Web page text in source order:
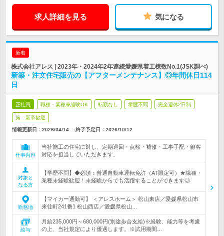
求人詳細を見る 気になる
新着
株式会社アレス | 2023年・2024年2年連続愛媛県着工棟数No.1(JSK調べ)
新築・注文住宅販売の【アフターメンテナンス】◎年間休日114
日
正社員 職種・業種未経験OK 転勤なし 学歴不問 完全週休2日制
第二新卒歓迎
情報更新日：2026/04/14 終了予定日： 2026/10/12
仕事内容
当社施工の住宅に対し、定期巡回・点検・補修・工事手配・顧客
対応を担当していただきます。
対象と
なる方
【学歴不問】◆必須：普通自動車運転免許（AT限定可）★職種・
業種未経験歓迎！未経験からでも活躍することができます◎
勤務地
【マイカー通勤可】 ＜アレスホーム＞ 松山東店／愛媛県松山市
来往町241番1 松山西店／愛媛県松山…
給与
月給235,000円～680,000円(別途歩合支給)※経験、能力等を考慮
の上、当社規定により優遇します。※試用期間…